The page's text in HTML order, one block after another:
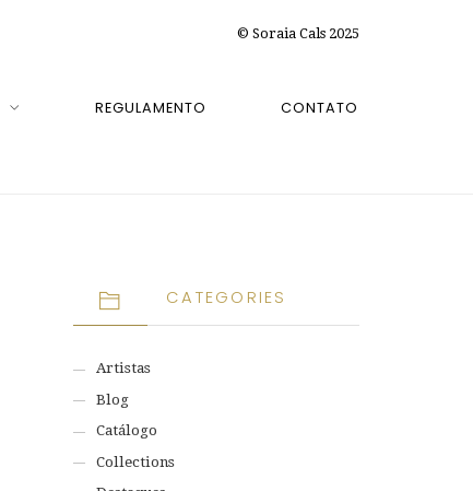
© Soraia Cals 2025
REGULAMENTO CONTATO
CATEGORIES
Artistas
Blog
Catálogo
Collections